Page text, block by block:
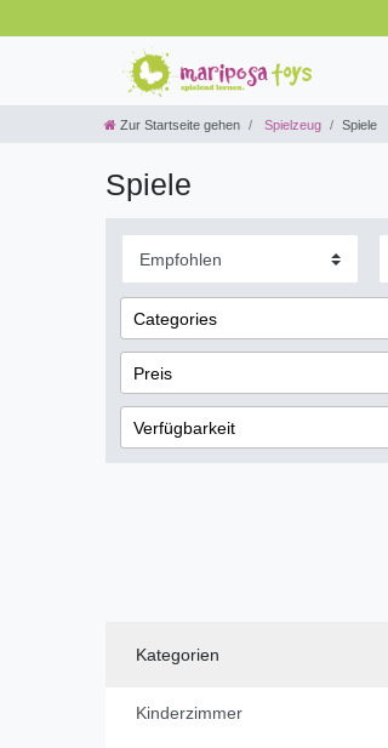
Zur Startseite gehen Spielzeug Spiele
Spiele
Categories
Marken
Katalog
Würfel & Würfelspiele
Preis
€ ―
Verfügbarkeit
Kategorien
Kinderzimmer